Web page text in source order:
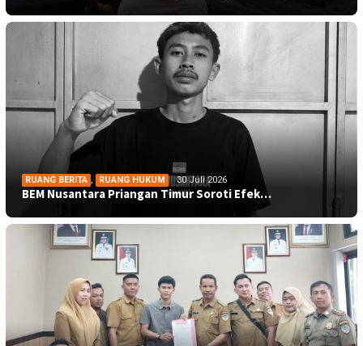
RUANG BERITA , RUANG HUKUM 30 Juli 2026
BEM Nusantara Priangan Timur Soroti Efek…